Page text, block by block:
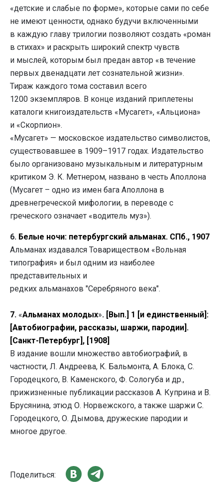
«детские и слабые по форме», которые сами по себе
не имеют ценности, однако будучи включенными
в каждую главу трилогии позволяют создать «роман
в стихах» и раскрыть широкий спектр чувств
и мыслей, которым был предан автор «в течение
первых двенадцати лет сознательной жизни».
Тираж каждого тома составил всего
1200 экземпляров. В конце изданий приплетены
каталоги книгоиздательств «Мусагет», «Альциона»
и «Скорпион».
«Мусагет» — московское издательство символистов,
существовавшее в 1909–1917 годах. Издательство
было организовано музыкальным и литературным
критиком Э. К. Метнером, названо в честь Аполлона
(Мусагет – одно из имен бага Аполлона в
древнегреческой мифологии, в переводе с
греческого означает «водитель муз»).
6. Белые ночи: петербургский альманах. СПб., 1907
Альманах издавался Товариществом «Вольная
типография» и был одним из наиболее
представительных и
редких альманахов "Серебряного века".
7. «Альманах молодых». [Вып.] 1 [и единственный]:
[Автобиографии, рассказы, шаржи, пародии].
[Санкт-Петербург], [1908]
В издание вошли множество автобиографий, в
частности, Л. Андреева, К. Бальмонта, А. Блока, С.
Городецкого, В. Каменского, Ф. Сологуба и др.,
прижизненные публикации рассказов А. Куприна и В.
Брусянина, этюд О. Норвежского, а также шаржи С.
Городецкого, О. Дымова, дружеские пародии и
многое другое.
Поделиться: